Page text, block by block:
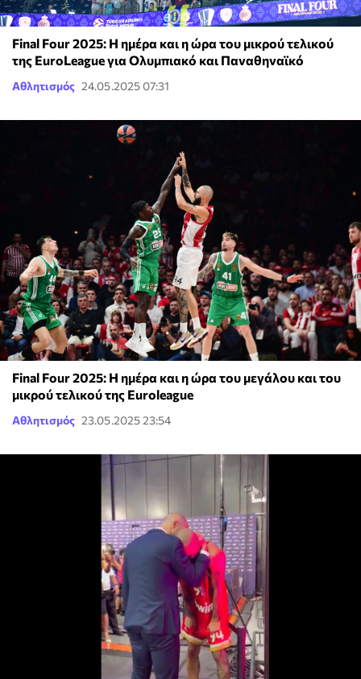
Final Four 2025: Η ημέρα και η ώρα του μικρού τελικού
της EuroLeague για Ολυμπιακό και Παναθηναϊκό
Αθλητισμός 24.05.2025 07:31
Final Four 2025: Η ημέρα και η ώρα του μεγάλου και του
μικρού τελικού της Euroleague
Αθλητισμός 23.05.2025 23:54